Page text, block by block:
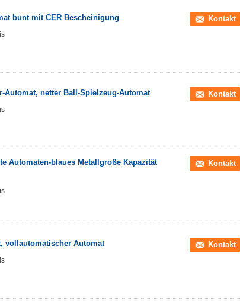
bunt mit CER Bescheinigung Kontakt
Automat, netter Ball-Spielzeug-Automat Kontakt
Automaten-blaues Metallgroße Kapazität
Kontakt
vollautomatischer Automat Kontakt